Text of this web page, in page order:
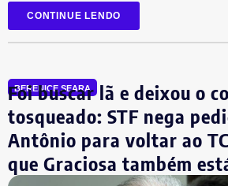
respondendo por 54,1% das vagas.
No entanto, profissionais com Ensino
concluíram apenas o Ensino Médio.
Entre as ocupações com maior
estão camareira e arrumadeira de
15,8% das vagas, seguidas por
CONTINUE LENDO
BERENICE SEARA
Foi buscar lã e deixou o
tosqueado: STF nega
Antônio para voltar ao
que Graciosa também